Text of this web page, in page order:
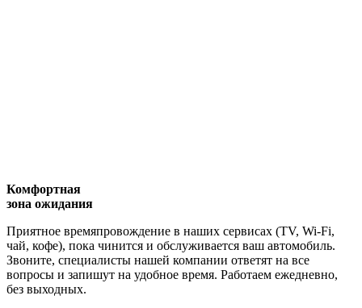
Комфортная
зона ожидания
Приятное времяпровождение в наших сервисах (TV, Wi-Fi,
чай, кофе), пока чинится и обслуживается ваш автомобиль.
Звоните, специалисты нашей компании ответят на все
вопросы и запишут на удобное время. Работаем ежедневно,
без выходных.